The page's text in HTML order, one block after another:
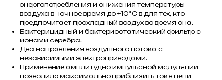
энергопотребления и снижения температуры
воздуха в ночное время до +10°С в для тех, кто
предпочитает прохладный воздух во время сна.
Бактерицидный и бактериостатический фильтр с
ионами серебра.
Два направления воздушного потока с
независимыми электроприводами.
Применение амплитудно-импульсной модуляции
позволило максимально приблизить ток в цепи